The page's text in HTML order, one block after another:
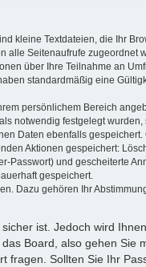
kleine Textdateien, die Ihr
Seitenaufrufe
über Ihre Teilnahme an
standardmäßig eine
persönlichem Bereich
notwendig festgelegt
Daten ebenfalls
Aktionen gespeichert:
und gescheiterte
gespeichert.
Dazu gehören Ihr
ist. Jedoch wird
Board, also gehen
Sollten Sie Ihr